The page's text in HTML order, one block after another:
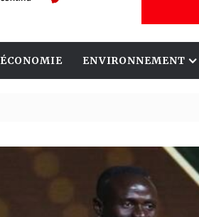
ÉCONOMIE ENVIRONNEMENT